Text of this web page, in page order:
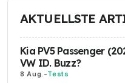
AKTUELLSTE
Kia PV5 Passenger
VW ID. Buzz?
8 Aug. -Tests